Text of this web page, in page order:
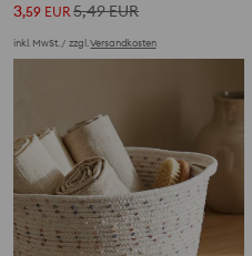
3,59 EUR5,49EUR
inkl. MwSt. / zzgl.Versandkosten